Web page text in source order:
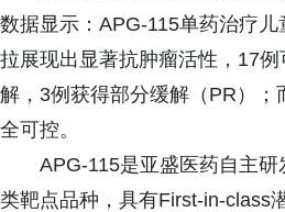
数据显示：APG-115单药治疗
拉展现出显著抗肿瘤活性，17
解，3例获得部分缓解（PR）
全可控。
APG-115是亚盛医药自主
类靶点品种，具有First-in-class